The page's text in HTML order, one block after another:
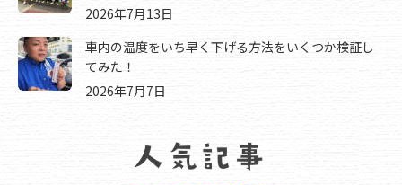
2026年7月13日
車内の温度をいち早く下げる方法をいくつか検証し
てみた！
2026年7月7日